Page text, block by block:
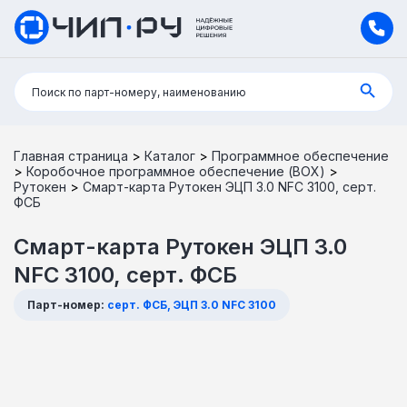
Поиск:
Поиск по парт-номеру, наименованию
Главная страница > Каталог > Программное обеспечение
> Коробочное программное обеспечение (BOX) >
Рутокен > Смарт-карта Рутокен ЭЦП 3.0 NFC 3100, серт.
ФСБ
Смарт-карта Рутокен ЭЦП 3.0
NFC 3100, серт. ФСБ
Парт-номер: серт. ФСБ, ЭЦП 3.0 NFC 3100